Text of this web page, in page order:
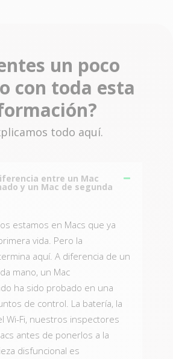
un poco
con toda esta
todo aquí.
entre un Mac
y un Mac de segunda
estamos en Macs que ya
vida. Pero la
aquí. A diferencia de un
mano, un Mac
ha sido probado en una
de control. La batería, la
Wi-Fi, nuestros inspectores
antes de ponerlos a la
disfuncional es